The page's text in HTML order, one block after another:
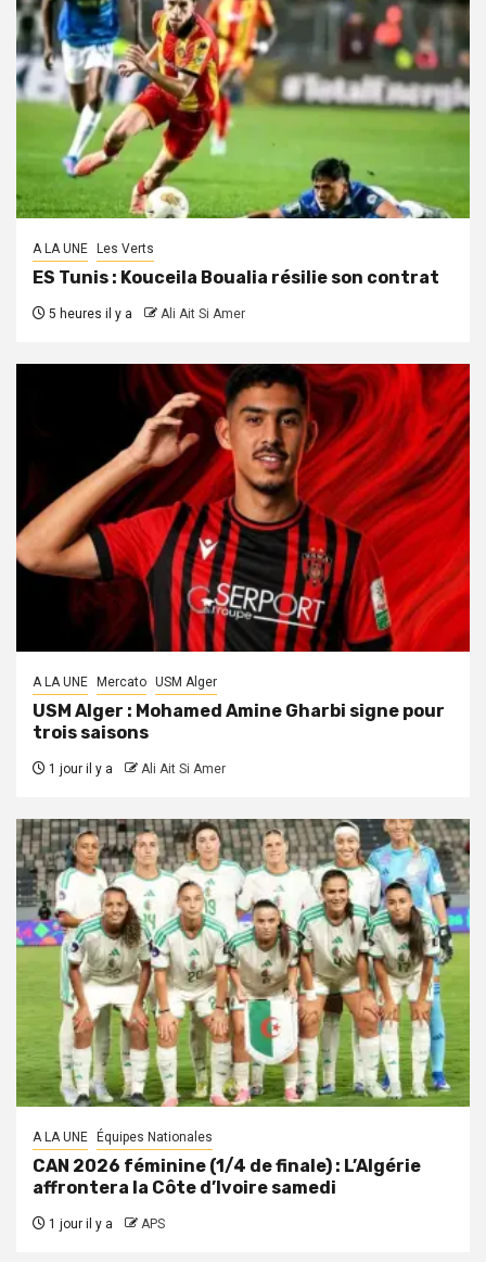
A LA UNE Les Verts
ES Tunis : Kouceila Boualia résilie son contrat
5 heures il y a Ali Ait Si Amer
A LA UNE Mercato USM Alger
USM Alger : Mohamed Amine Gharbi signe pour
trois saisons
1 jour il y a Ali Ait Si Amer
A LA UNE Équipes Nationales
CAN 2026 féminine (1/4 de finale) : L’Algérie
affrontera la Côte d’Ivoire samedi
1 jour il y a APS